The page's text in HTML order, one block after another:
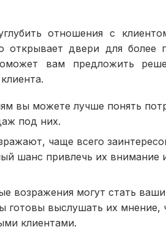
отношения с
открывает двери для более
вам предложить
вы можете лучше понять
под них.
чаще всего
шанс привлечь их внимание
возражения могут стать
готовы выслушать их
клиентами.